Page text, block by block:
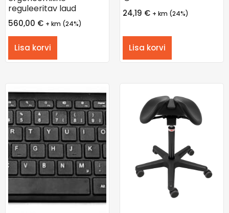
reguleeritav laud
560,00 € + km (24%)
Lisa korvi
24,19 € + km (24%)
Lisa korvi